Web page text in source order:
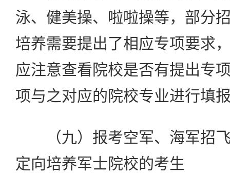
泳、健美操、啦啦操等，部分
培养需要提出了相应专项要求
应注意查看院校是否有提出专
项与之对应的院校专业进行填
（九）报考空军、海军招飞
定向培养军士院校的考生